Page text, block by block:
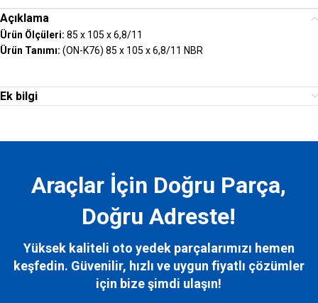
Açıklama
Ürün Ölçüleri: 85 x 105 x 6,8/11
Ürün Tanımı: (ON-K76) 85 x 105 x 6,8/11 NBR
Ek bilgi
Araçlar İçin Doğru Parça,
Doğru Adreste!
Yüksek kaliteli oto yedek parçalarımızı hemen
keşfedin. Güvenilir, hızlı ve uygun fiyatlı çözümler
için bizeşimdi ulaşın!